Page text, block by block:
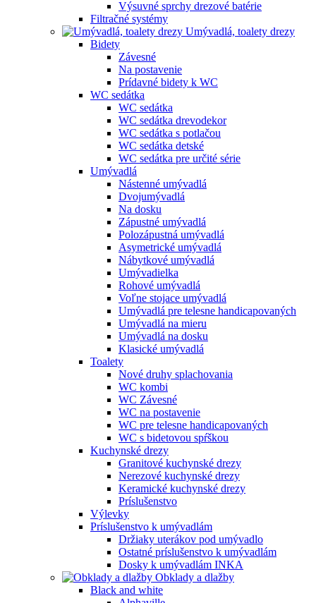
Výsuvné sprchy drezové batérie
Filtračné systémy
Umývadlá, toalety drezy
Bidety
Závesné
Na postavenie
Prídavné bidety k WC
WC sedátka
WC sedátka
WC sedátka drevodekor
WC sedátka s potlačou
WC sedátka detské
WC sedátka pre určité série
Umývadlá
Nástenné umývadlá
Dvojumývadlá
Na dosku
Zápustné umývadlá
Polozápustná umývadlá
Asymetrické umývadlá
Nábytkové umývadlá
Umývadielka
Rohové umývadlá
Voľne stojace umývadlá
Umývadlá pre telesne handicapovaných
Umývadlá na mieru
Umývadlá na dosku
Klasické umývadlá
Toalety
Nové druhy splachovania
WC kombi
WC Závesné
WC na postavenie
WC pre telesne handicapovaných
WC s bidetovou spŕškou
Kuchynské drezy
Granitové kuchynské drezy
Nerezové kuchynské drezy
Keramické kuchynské drezy
Príslušenstvo
Výlevky
Príslušenstvo k umývadlám
Držiaky uterákov pod umývadlo
Ostatné príslušenstvo k umývadlám
Dosky k umývadlám INKA
Obklady a dlažby
Black and white